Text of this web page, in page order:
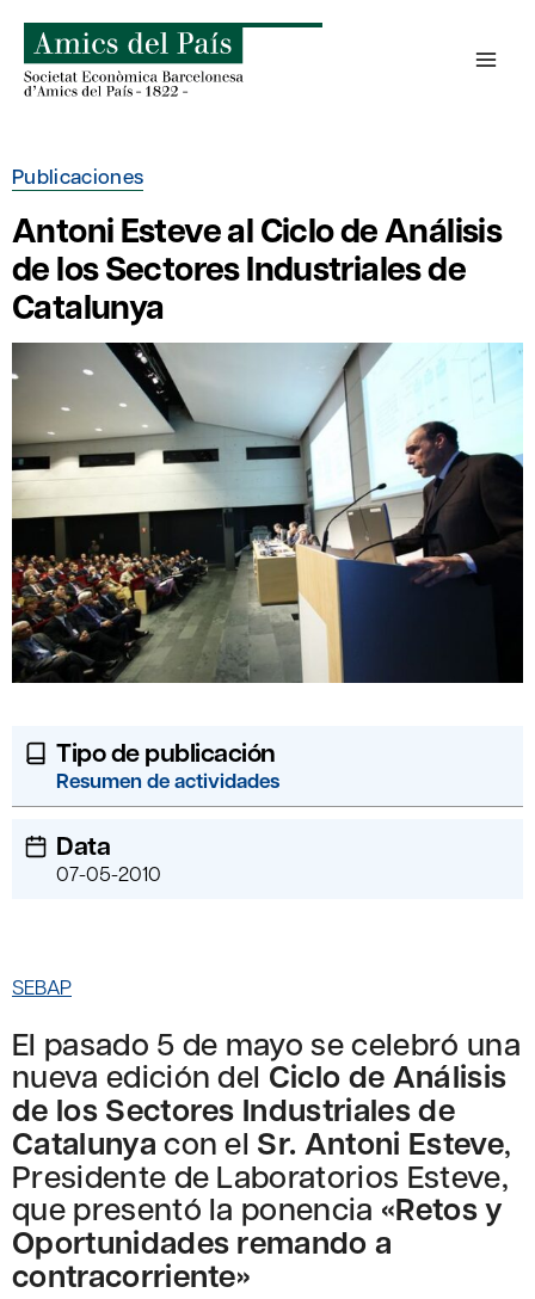
contenido
Publicaciones
Antoni Esteve al Ciclo de Análisis
de los Sectores Industriales de
Catalunya
Tipo de publicación
Resumen de actividades
Data
07-05-2010
SEBAP
El pasado 5 de mayo se celebró una
nueva edición del Ciclo de Análisis
de los Sectores Industriales de
Catalunya con el Sr. Antoni Esteve,
Presidente de Laboratorios Esteve,
que presentó la ponencia «Retos y
Oportunidades remando a
contracorriente»